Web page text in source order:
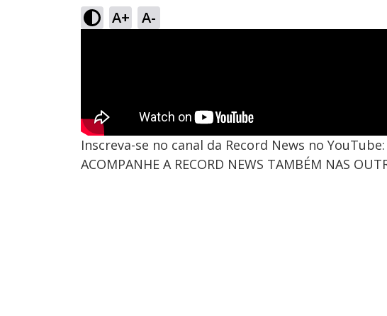
A+ A-
Inscreva-se no canal da Record News no YouTube:
ACOMPANHE A RECORD NEWS TAMBÉM NAS